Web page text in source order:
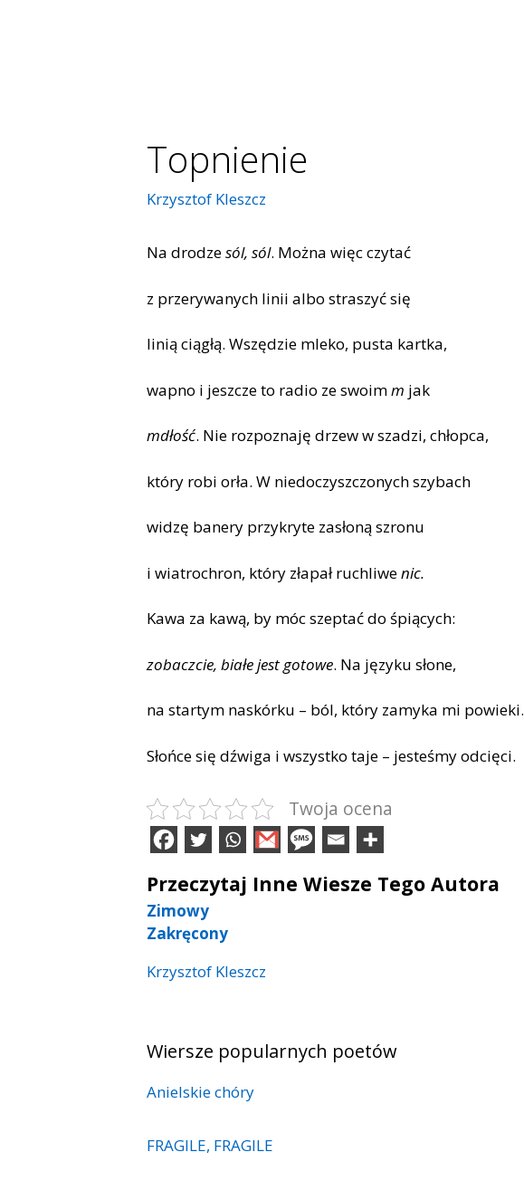
Topnienie
Krzysztof Kleszcz
Na drodzesól, sól. Można więc czytać
z przerywanych linii albo straszyć się
linią ciągłą. Wszędzie mleko, pusta kartka,
wapno i jeszcze to radio ze swoimm jak
mdłość. Nie rozpoznaję drzew w szadzi, chłopca,
który robi orła. W niedoczyszczonych szybach
widzę banery przykryte zasłoną szronu
i wiatrochron, który złapał ruchliwenic.
Kawa za kawą, by móc szeptać do śpiących:
zobaczcie, białe jest gotowe. Na języku słone,
na startym naskórku – ból, który zamyka mi powieki.
Słońce się dźwiga i wszystko taje – jesteśmy odcięci.
Twoja ocena
Przeczytaj Inne Wiesze Tego Autora
Zimowy
Zakręcony
Krzysztof Kleszcz
Wiersze popularnych poetów
Anielskie chóry
FRAGILE, FRAGILE